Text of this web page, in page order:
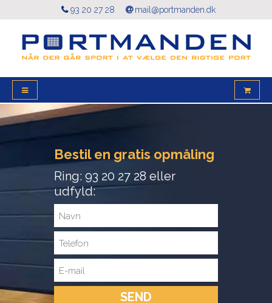
93 20 27 28 mail@portmanden.dk
Bestil en gratis opmåling
Ring: 93 20 27 28 eller
udfyld: